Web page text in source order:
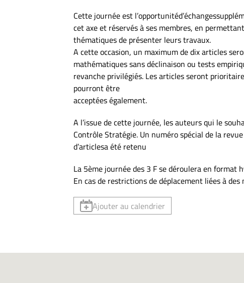
Cette journée est
cet axe et réservés à ses membres, en
thématiques de présenter leurs travaux.
A cette occasion, un maximum de dix articles
mathématiques sans déclinaison ou tests
revanche privilégiés. Les articles seront
pourront être
acceptées également.
A l’issue de cette journée, les auteurs qui le
Contrôle Stratégie. Un numéro spécial de la
d’articlesa été retenu
La 5ème journée des 3 F se déroulera en format
En cas de restrictions de déplacement liées à
Ajouter au calendrier